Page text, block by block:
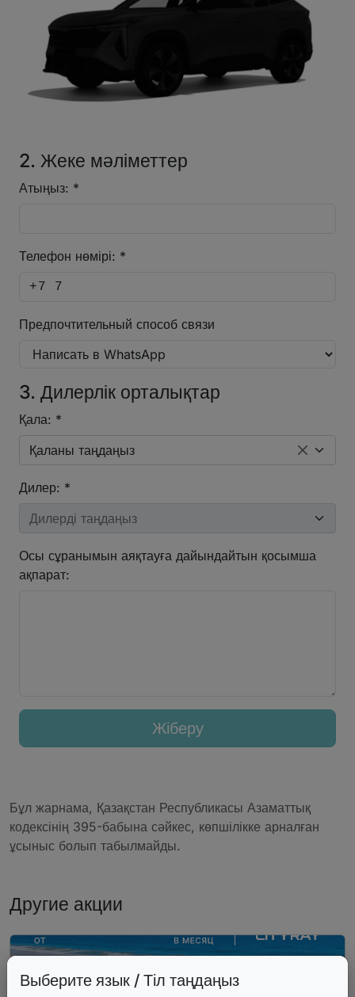
2. Жеке мәліметтер
Атыңыз: *
Телефон нөмірі: *
Предпочтительный способ связи
3. Дилерлік орталықтар
Қала: *
×
Қаланы таңдаңыз
Дилер: *
Дилерді таңдаңыз
Осы сұранымын аяқтауға дайындайтын қосымша
ақпарат:
Жіберу
Бұл жарнама, Қазақстан Республикасы Азаматтық
кодексінің 395-бабына сәйкес, көпшілікке арналған
ұсыныс болып табылмайды.
Другие акции
Выберите язык / Тіл таңдаңыз